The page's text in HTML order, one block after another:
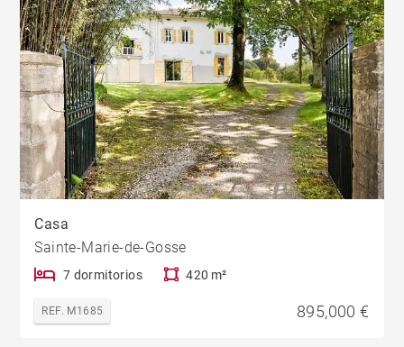
Casa
Sainte-Marie-de-Gosse
7 dormitorios 420 m²
REF. M1685 895,000 €